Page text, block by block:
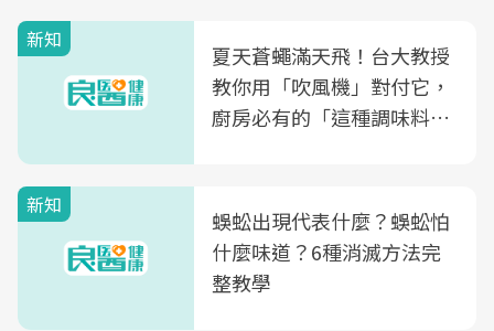
新知
夏天蒼蠅滿天飛！台大教授
教你用「吹風機」對付它，
廚房必有的「這種調味料」
新知
蜈蚣出現代表什麼？蜈蚣怕
什麼味道？6種消滅方法完
整教學